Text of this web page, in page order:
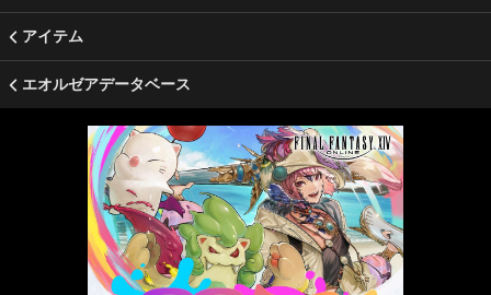
アイテム
エオルゼアデータベース